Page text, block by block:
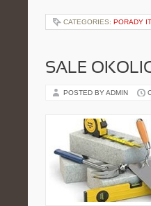
CATEGORIES: PORADY IT
SALE
POSTED BY ADMIN